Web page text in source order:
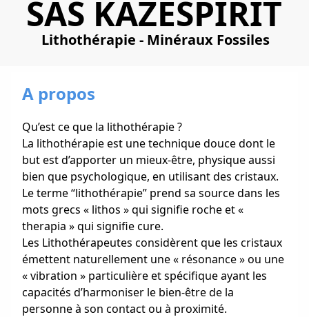
SAS KAZESPIRIT
Lithothérapie - Minéraux Fossiles
A propos
Qu’est ce que la lithothérapie ?
La lithothérapie est une technique douce dont le
but est d’apporter un mieux-être, physique aussi
bien que psychologique, en utilisant des cristaux.
Le terme “lithothérapie” prend sa source dans les
mots grecs « lithos » qui signifie roche et «
therapia » qui signifie cure.
Les Lithothérapeutes considèrent que les cristaux
émettent naturellement une « résonance » ou une
« vibration » particulière et spécifique ayant les
capacités d’harmoniser le bien-être de la
personne à son contact ou à proximité.